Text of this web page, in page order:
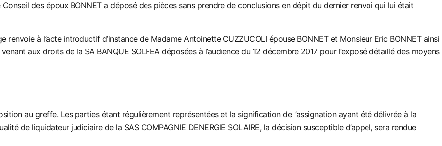
Conseil des époux BONNET a déposé des pièces sans prendre de conclusions en dépit du dernier renvoi qui lui était
renvoie à l’acte introductif d’instance deMadame Antoinette CUZZUCOLI épouse BONNET et Monsieur Eric BONNET ainsi
venant aux droits de la SA BANQUE SOLFEA déposées à l’audience du 12 décembre 2017 pour l’exposé détaillé des moyens
au greffe. Les parties étant régulièrement représentées et la signification de l’assignation ayant été délivrée à la
de liquidateur judiciaire de la SAS COMPAGNIE DENERGIE SOLAIRE, la décision susceptible d’appel, sera rendue